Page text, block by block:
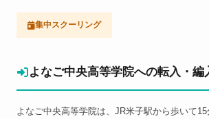
集中スクーリング
よなご中央高等学院への転入・編
よなご中央高等学院は、JR米子駅から歩いて